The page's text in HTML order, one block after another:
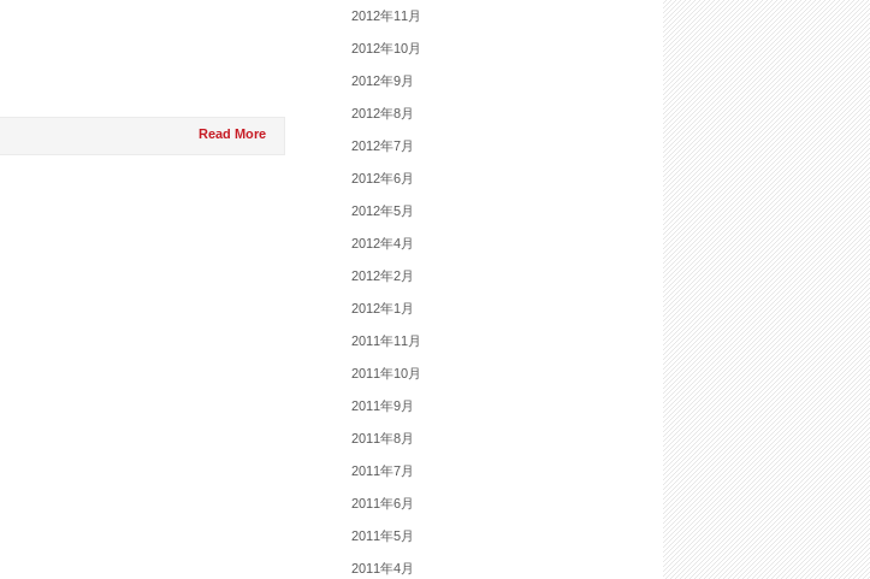
Read More
2012年11月
2012年10月
2012年9月
2012年8月
2012年7月
2012年6月
2012年5月
2012年4月
2012年2月
2012年1月
2011年11月
2011年10月
2011年9月
2011年8月
2011年7月
2011年6月
2011年5月
2011年4月